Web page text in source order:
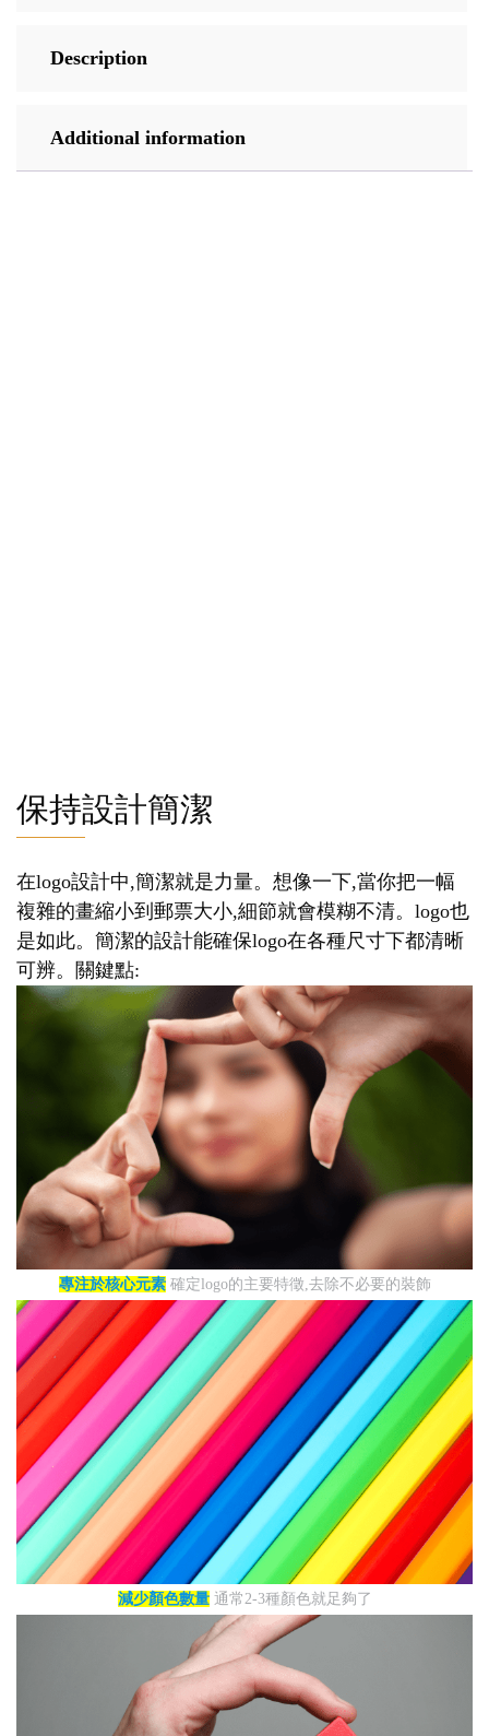
Description
Additional information
保持設計簡潔
在logo設計中,簡潔就是力量。想像一下,當你把一幅
複雜的畫縮小到郵票大小,細節就會模糊不清。logo也
是如此。簡潔的設計能確保logo在各種尺寸下都清晰
可辨。關鍵點:
專注於核心元素確定logo的主要特徵,去除不必要的裝飾
減少顏色數量通常2-3種顏色就足夠了